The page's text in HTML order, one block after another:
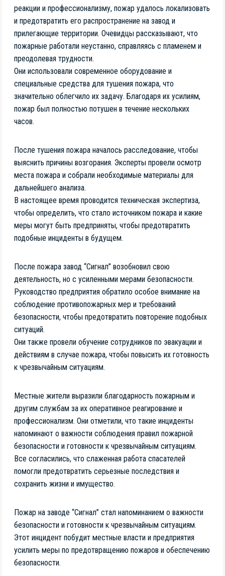
реакции и профессионализму, пожар удалось локализовать
и предотвратить его распространение на завод и
прилегающие территории. Очевидцы рассказывают, что
пожарные работали неустанно, справляясь с пламенем и
преодолевая трудности.
Они использовали современное оборудование и
специальные средства для тушения пожара, что
значительно облегчило их задачу. Благодаря их усилиям,
пожар был полностью потушен в течение нескольких
часов.
После тушения пожара началось расследование, чтобы
выяснить причины возгорания. Эксперты провели осмотр
места пожара и собрали необходимые материалы для
дальнейшего анализа.
В настоящее время проводится техническая экспертиза,
чтобы определить, что стало источником пожара и какие
меры могут быть предприняты, чтобы предотвратить
подобные инциденты в будущем.
После пожара завод “Сигнал” возобновил свою
деятельность, но с усиленными мерами безопасности.
Руководство предприятия обратило особое внимание на
соблюдение противопожарных мер и требований
безопасности, чтобы предотвратить повторение подобных
ситуаций.
Они также провели обучение сотрудников по эвакуации и
действиям в случае пожара, чтобы повысить их готовность
к чрезвычайным ситуациям.
Местные жители выразили благодарность пожарным и
другим службам за их оперативное реагирование и
профессионализм. Они отметили, что такие инциденты
напоминают о важности соблюдения правил пожарной
безопасности и готовности к чрезвычайным ситуациям.
Все согласились, что слаженная работа спасателей
помогли предотвратить серьезные последствия и
сохранить жизни и имущество.
Пожар на заводе “Сигнал” стал напоминанием о важности
безопасности и готовности к чрезвычайным ситуациям.
Этот инцидент побудит местные власти и предприятия
усилить меры по предотвращению пожаров и обеспечению
безопасности.